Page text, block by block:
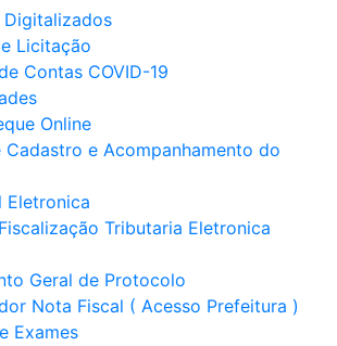
Digitalizados
Licitação
Contas COVID-19
Online
Cadastro e Acompanhamento do
Eletronica
Tributaria Eletronica
Geral de Protocolo
Nota Fiscal ( Acesso Prefeitura )
Exames